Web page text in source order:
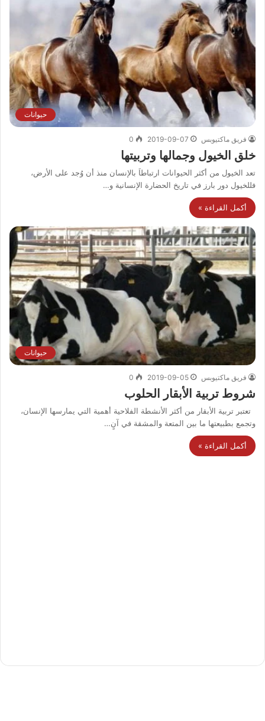
حيوانات
فريق ماكتيوبس 2019-09-07
0
خلق الخيول وجمالها وتربيتها
تعد الخيول من أكثر الحيوانات ارتباطاَ بالإنسان منذ أن وُجد على الأرض،
فللخيول دور بارز في تاريخ الحضارة الإنسانية و…
أكمل القراءة »
حيوانات
فريق ماكتيوبس 2019-09-05
0
شروط تربية الأبقار الحلوب
تعتبر تربية الأبقار من أكثر الأنشطة الفلاحية أهمية التي يمارسها الإنسان،
وتجمع بطبيعتها ما بين المتعة والمشقة في آنٍ…
أكمل القراءة »